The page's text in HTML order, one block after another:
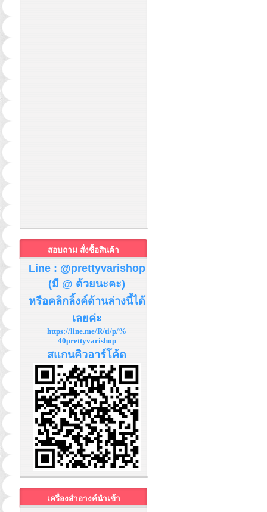
สอบถาม สั่งซื้อสินค้า
Line : @prettyvarishop
(มี @ ด้วยนะคะ)
หรือคลิกลิ้งค์ด้านล่างนี้ได้
เลยค่ะ
https://line.me/R/ti/p/%
40prettyvarishop
สแกนคิวอาร์โค้ด
เครื่องสำอางค์นำเข้า